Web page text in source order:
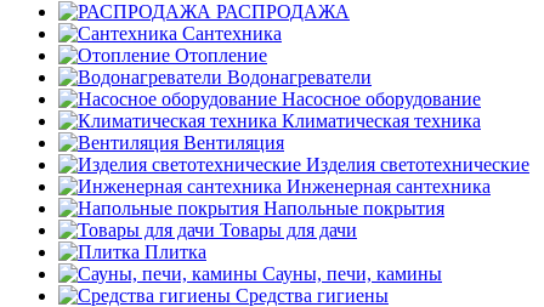
РАСПРОДАЖА
Сантехника
Отопление
Водонагреватели
Насосное оборудование
Климатическая техника
Вентиляция
Изделия светотехнические
Инженерная сантехника
Напольные покрытия
Товары для дачи
Плитка
Сауны, печи, камины
Средства гигиены